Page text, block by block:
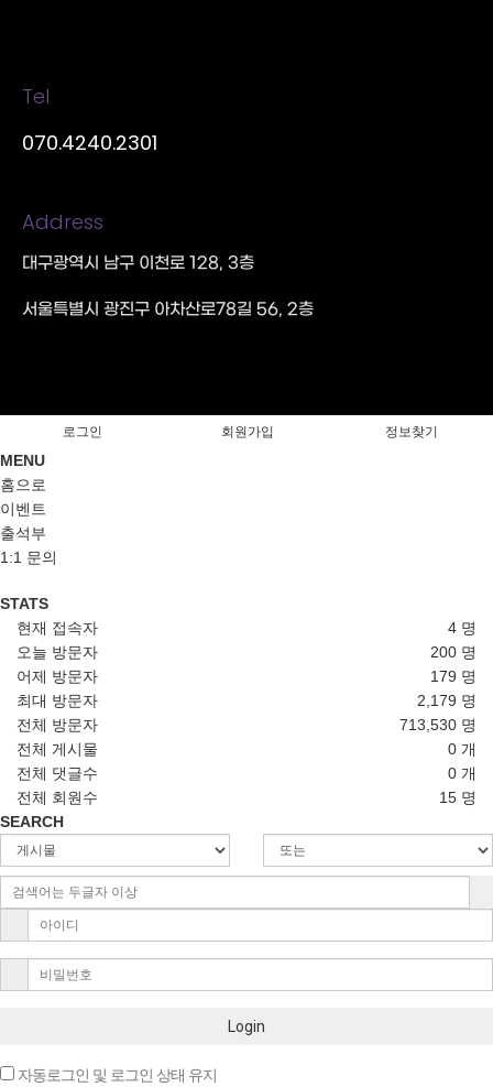
Tel
070.4240.2301
Address
대구광역시 남구 이천로 128, 3층
서울특별시 광진구 아차산로78길 56, 2층
로그인 회원가입 정보찾기
MENU
홈으로
이벤트
출석부
1:1 문의
STATS
4 명
현재 접속자
200 명
오늘 방문자
179 명
어제 방문자
2,179 명
최대 방문자
713,530 명
전체 방문자
0 개
전체 게시물
0 개
전체 댓글수
15 명
전체 회원수
SEARCH
Login
자동로그인 및 로그인 상태 유지